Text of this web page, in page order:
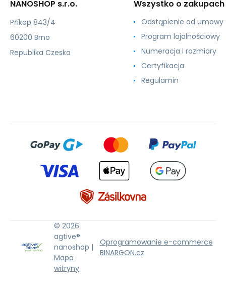
NANOSHOP s.r.o.
Příkop 843/4
60200 Brno
Republika Czeska
Wszystko o zakupach
Odstąpienie od umowy
Program lojalnościowy
Numeracja i rozmiary
Certyfikacja
Regulamin
© 2026
agtive®
nanoshop |
Mapa
witryny
Oprogramowanie e-commerce
BINARGON.cz